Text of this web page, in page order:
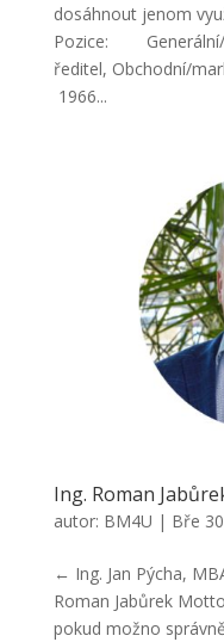
dosáhnout jenom
Pozice: Generální/
ředitel, Obchodní/
1966...
Ing. Roman
autor: BM4U | Bře
← Ing. Jan Pýcha,
Roman Jabůrek
pokud možno